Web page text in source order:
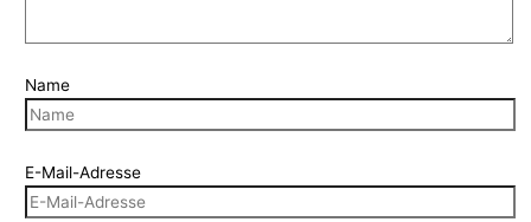
Name
E-Mail-Adresse